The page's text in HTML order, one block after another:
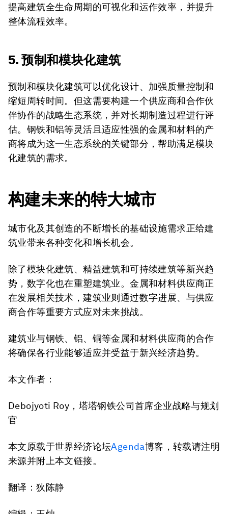
提高建筑全生命周期的可视化和运作效率，并提升
整体流程效率。
5. 预制和模块化建筑
预制和模块化建筑可以优化设计、加强质量控制和
缩短周转时间。但这需要构建一个供应商和合作伙
伴协作的战略生态系统，并对长期制造过程进行评
估。钢铁和铝等灵活且适应性强的金属和材料的产
商将成为这一生态系统的关键部分，帮助满足模块
化建筑的需求。
构建未来的特大城市
城市化及其创造的不断增长的基础设施需求正给建
筑业带来各种变化和增长机会。
除了模块化建筑、精益建筑和可持续建筑等新兴趋
势，数字化也在重塑建筑业。金属和材料供应商正
在发展相关技术，建筑业则通过数字进展、与供应
商合作等重要方式应对未来挑战。
建筑业与钢铁、铝、铜等金属和材料供应商的合作
将确保各行业能够适应并受益于新兴经济趋势。
本文作者：
Debojyoti Roy，塔塔钢铁公司首席企业战略与规划
官
本文原载于世界经济论坛Agenda博客，转载请注明
来源并附上本文链接。
翻译：狄陈静